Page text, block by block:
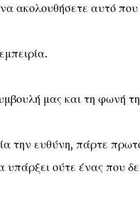
ακολουθήσετε αυτό που
μας και τη φωνή
την ευθύνη, πάρτε
υπάρξει ούτε ένας που